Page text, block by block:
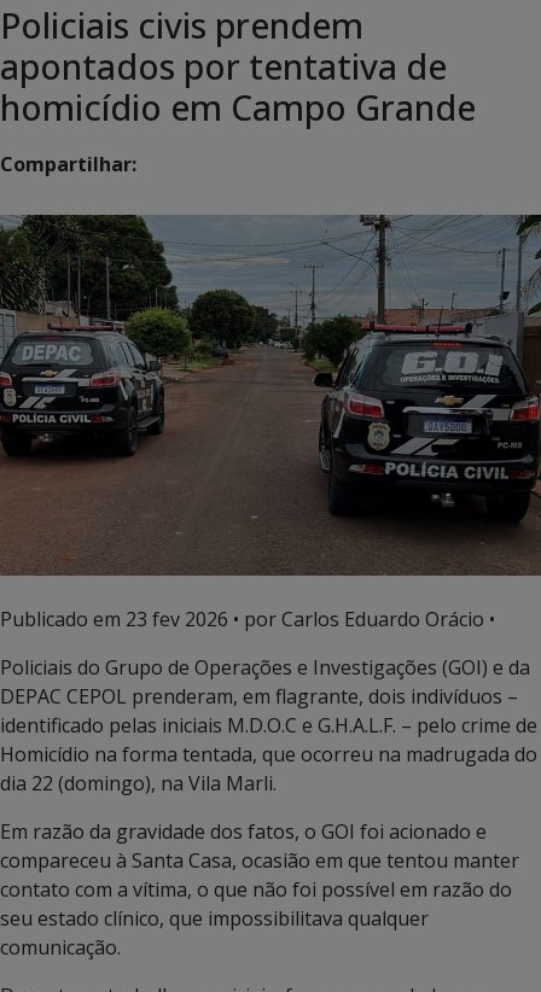
Policiais civis prendem
apontados por tentativa de
homicídio em Campo Grande
Compartilhar:
Publicado em 23 fev 2026 • por Carlos Eduardo Orácio •
Policiais do Grupo de Operações e Investigações (GOI) e da
DEPAC CEPOL prenderam, em flagrante, dois indivíduos –
identificado pelas iniciais M.D.O.C e G.H.A.L.F. – pelo crime de
Homicídio na forma tentada, que ocorreu na madrugada do
dia 22 (domingo), na Vila Marli.
Em razão da gravidade dos fatos, o GOI foi acionado e
compareceu à Santa Casa, ocasião em que tentou manter
contato com a vítima, o que não foi possível em razão do
seu estado clínico, que impossibilitava qualquer
comunicação.